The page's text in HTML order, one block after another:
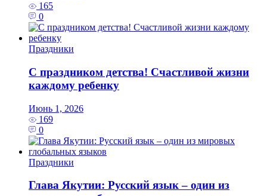
165
0
Праздники
С праздником детства! Счастливой жизни
каждому ребенку
Июнь 1, 2026
169
0
Праздники
Глава Якутии: Русский язык – один из